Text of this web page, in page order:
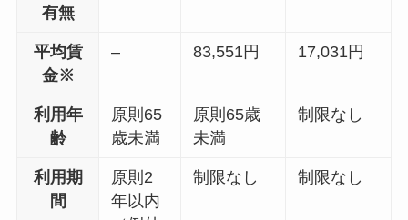
有無
平均賃
金※
– 83,551円 17,031円
利用年
齢
原則65
歳未満
原則65歳
未満
制限なし
利用期
間
原則2
年以内
制限なし 制限なし